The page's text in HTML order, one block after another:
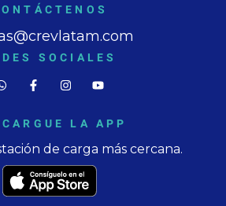
SOCIALES
LA APP
de carga más cercana.